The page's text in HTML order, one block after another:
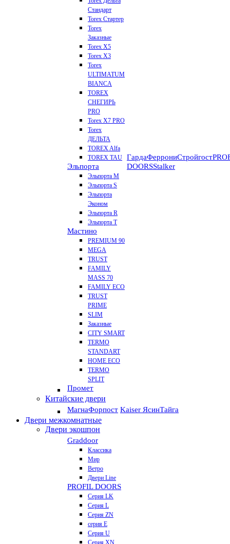
Стандарт
Torex Стартер
Torex
Заказные
Torex Х5
Torex Х3
Torex
ULTIMATUM
BIANCA
TOREX
СНЕГИРЬ
PRO
Torex X7 PRO
Torex
ДЕЛЬТА
TOREX Alfa
TOREX TAU
Эльпорта
Эльпорта M
Эльпорта S
Эльпорта
Эконом
Эльпорта R
Эльпорта Т
Мастино
PREMIUM 90
MEGA
TRUST
FAMILY
MASS 70
FAMILY ECO
TRUST
PRIME
SLIM
Заказные
CITY SMART
TERMO
STANDART
HOME ECO
ТЕRМО
SPLIT
Промет
ГардаФеррониСтройгост
DOORSStalker
Китайские двери
МагнаФорпост Kaiser ЯсинТайга
Двери межкомнатные
Двери экошпон
Graddoor
Классика
Мир
Ветро
Двери Line
PROFIL DOORS
Серия LK
Серия L
Серия ZN
серия E
Серия U
Серия XN